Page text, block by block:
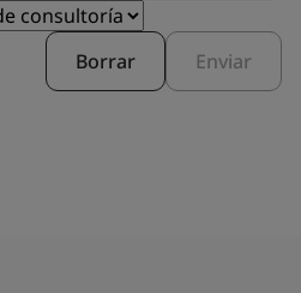
Borrar Enviar